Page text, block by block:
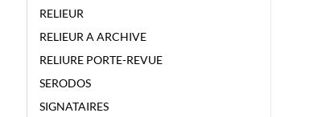
RELIEUR
RELIEUR A ARCHIVE
RELIURE PORTE-REVUE
SERODOS
SIGNATAIRES